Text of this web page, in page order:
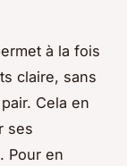
à la fois
claire, sans
Cela en
ses
Pour en